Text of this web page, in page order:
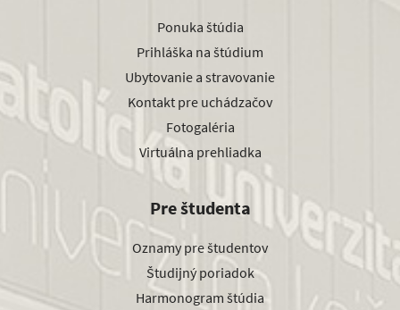
Ponuka štúdia
Prihláška na štúdium
Ubytovanie a stravovanie
Kontakt pre uchádzačov
Fotogaléria
Virtuálna prehliadka
Pre študenta
Oznamy pre študentov
Študijný poriadok
Harmonogram štúdia